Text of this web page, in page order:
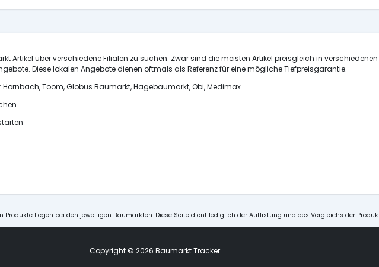
Artikel über verschiedene Filialen zu suchen. Zwar sind die meisten Artikel preisgleich in
Diese lokalen Angebote dienen oftmals als Referenz für eine mögliche Tiefpreisgarantie.
Toom, Globus Baumarkt, Hagebaumarkt, Obi, Medimax
Produkte liegen bei den jeweiligen Baumärkten. Diese Seite dient lediglich der Auflistung und des Vergleichs der
Copyright © 2026 Baumarkt Tracker